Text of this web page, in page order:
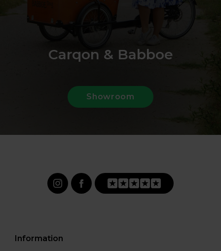
Carqon & Babboe
Showroom
Information